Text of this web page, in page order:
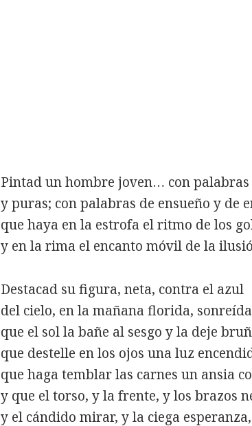
Pintad un hombre joven… con palabras
y puras; con palabras de ensueño y de
que haya en la estrofa el ritmo de los
y en la rima el encanto móvil de la
Destacad su figura, neta, contra el azul
del cielo, en la mañana florida,
que el sol la bañe al sesgo y la deje
que destelle en los ojos una luz
que haga temblar las carnes un ansia
y que el torso, y la frente, y los brazos
y el cándido mirar, y la ciega esperanza,